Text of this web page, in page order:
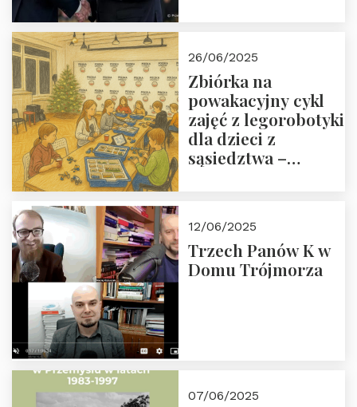
26/06/2025
Zbiórka na
powakacyjny cykl
zajęć z legorobotyki
dla dzieci z
sąsiedztwa –
Fundacji
12/06/2025
Trzech Panów K w
Domu Trójmorza
07/06/2025